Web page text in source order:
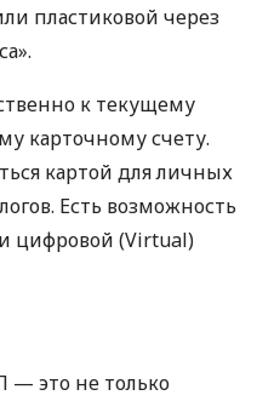
пластиковой через
к текущему
карточному счету.
картой для личных
Есть возможность
цифровой (Virtual)
— это не только